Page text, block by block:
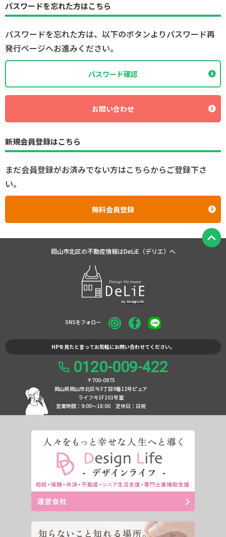
新規会員登録はこちら
まだ会員登録がお済みでない方はこちらからご登録下さ
い。
無料会員登録
パスワードを忘れた方はこちら
パスワードを忘れた方は、以下のボタンよりパスワード再
発行ページへお進みください。
パスワード確認
お問い合わせ
岡山市北区の不動産情報はDeLiE（デリエ）へ
SNSをフォロー
HPを見たと言ってお気軽にお問い合わせてください。
0120-009-422
〒700-0975
岡山県岡山市北区今3丁目9番12号ピュア
ライフ今1F101号室
営業時間：9:00〜18:00
定休日：日祝